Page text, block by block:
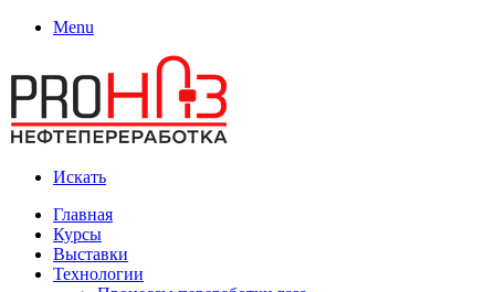
Menu
Искать
Главная
Курсы
Выставки
Технологии